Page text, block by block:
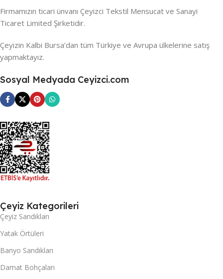
Firmamızın ticari ünvanı Çeyizci Tekstil Mensucat ve Sanayi
Ticaret Limited Şirketidir.
Çeyizin Kalbi Bursa’dan tüm Türkiye ve Avrupa ülkelerine satış
yapmaktayız.
Sosyal Medyada Ceyizci.com
Çeyiz Kategorileri
Çeyiz Sandıkları
Yatak Örtüleri
Banyo Sandıkları
Damat Bohçaları